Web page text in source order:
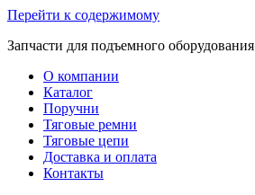
Перейти к содержимому
Запчасти для подъемного оборудования
О компании
Каталог
Поручни
Тяговые ремни
Тяговые цепи
Доставка и оплата
Контакты